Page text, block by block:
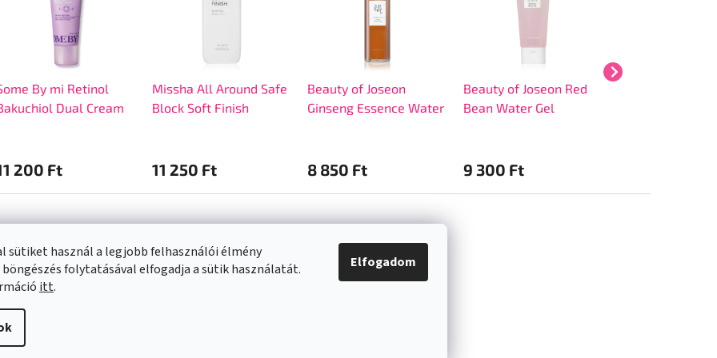
sütiket használ a legjobb felhasználói élmény
böngészés folytatásával elfogadja a sütik használatát.
itt.
Elfogadom
By mi Retinol
Dual Cream
200 Ft
Missha All Around Safe
Block Soft Finish
11 250 Ft
Beauty of Joseon
Ginseng Essence Water
8 850 Ft
Beauty of Joseon Red
Bean Water Gel
9 300 Ft
vásárlásról